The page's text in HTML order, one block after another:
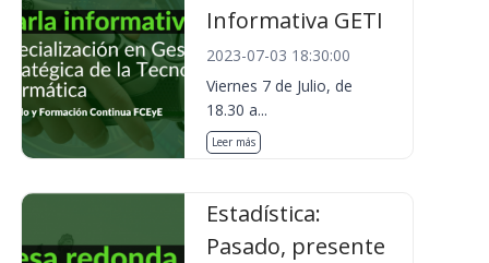
Informativa GETI
2023-07-03 18:30:00
Viernes 7 de Julio, de
18.30 a...
Leer más
Estadística:
Pasado, presente